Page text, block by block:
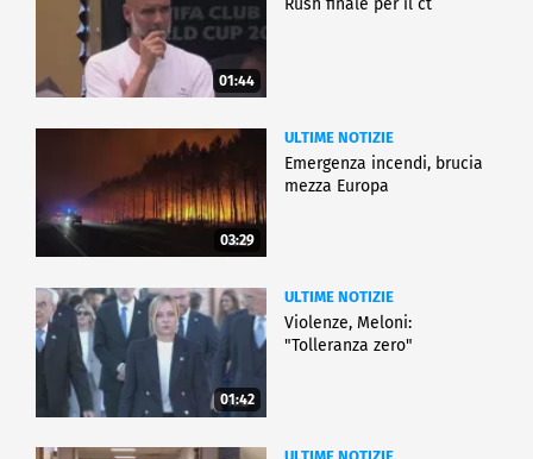
01:44
03:29
ULTIME NOTIZIE
Emergenza incendi, brucia
mezza Europa
01:42
ULTIME NOTIZIE
Violenze, Meloni:
"Tolleranza zero"